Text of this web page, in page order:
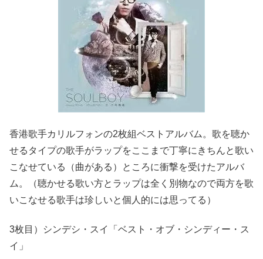
香港歌手カリルフォンの2枚組ベストアルバム。歌を聴か
せるタイプの歌手がラップをここまで丁寧にきちんと歌い
こなせている（曲がある）ところに衝撃を受けたアルバ
ム。（聴かせる歌い方とラップは全く別物なので両方を歌
いこなせる歌手は珍しいと個人的には思ってる）
3枚目）シンデシ・スイ「ベスト・オブ・シンディー・ス
イ」